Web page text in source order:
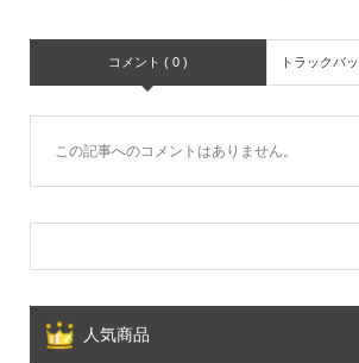
コメント ( 0 ) トラックバ
この記事へのコメントはありません。
人気商品